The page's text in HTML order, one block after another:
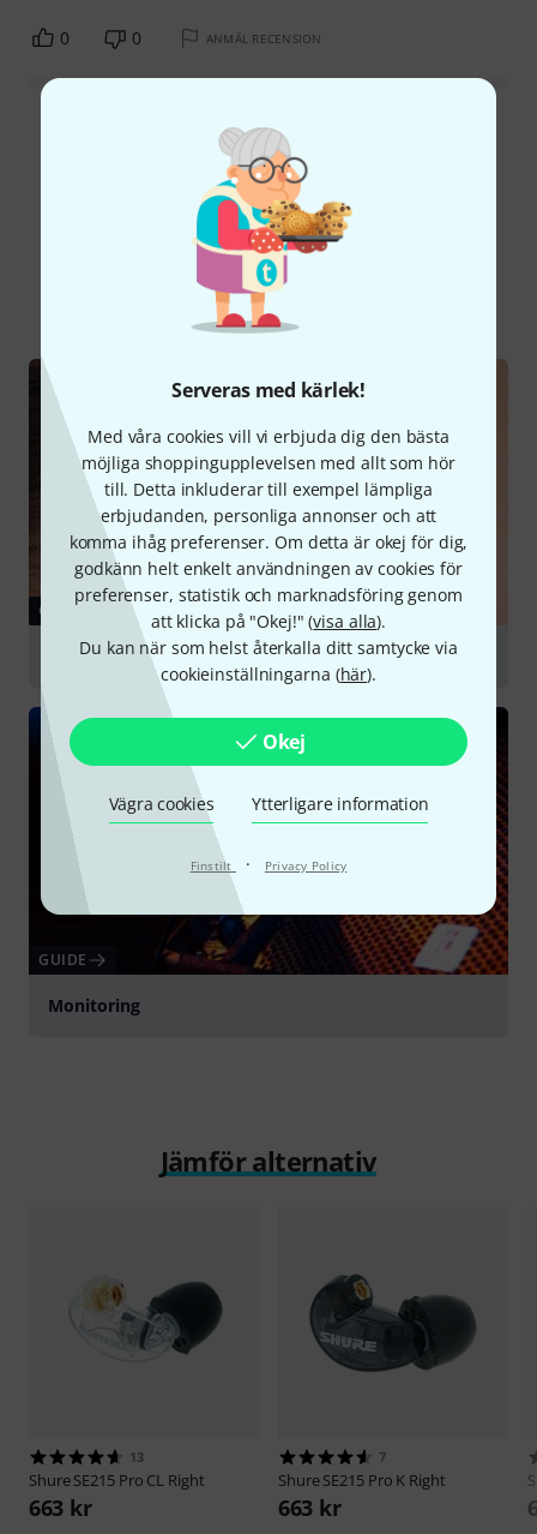
Serveras med kärlek!
Med våra cookies vill vi erbjuda dig den bästa
möjliga shoppingupplevelsen med allt som hör
till. Detta inkluderar till exempel lämpliga
erbjudanden, personliga annonser och att
komma ihåg preferenser. Om detta är okej för dig,
godkänn helt enkelt användningen av cookies för
preferenser, statistik och marknadsföring genom
att klicka på "Okej!" (visa alla).
Du kan när som helst återkalla ditt samtycke via
cookieinställningarna (här).
Okej
Vägra cookies Ytterligare information
Finstilt · Privacy Policy
0 0 ANMÄL RECENSION
Läs alla recensioner
Visste du?
Alla Onlineguide
GUIDE
In-Ear Monitoring
GUIDE
Monitoring
Jämför alternativ
13
ShureSE215 Pro CL Right
663 kr
7
ShureSE215 Pro K Right
663 kr